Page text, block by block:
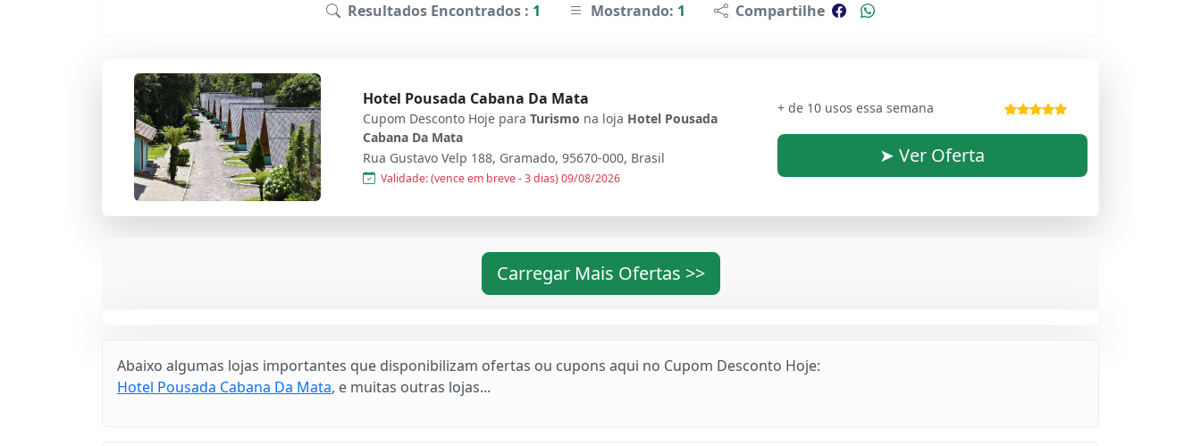
Resultados Encontrados : 1 Mostrando: 1 Compartilhe
Hotel Pousada Cabana Da Mata
Cupom Desconto Hoje para Turismo na loja Hotel Pousada
Cabana Da Mata
Rua Gustavo Velp 188, Gramado, 95670-000, Brasil
Validade: (vence em breve - 3 dias) 09/08/2026
+ de 10 usos essa semana
➤ Ver Oferta
Carregar Mais Ofertas >>
Abaixo algumas lojas importantes que disponibilizam ofertas ou cupons aqui no Cupom Desconto Hoje:
Hotel Pousada Cabana Da Mata, e muitas outras lojas...